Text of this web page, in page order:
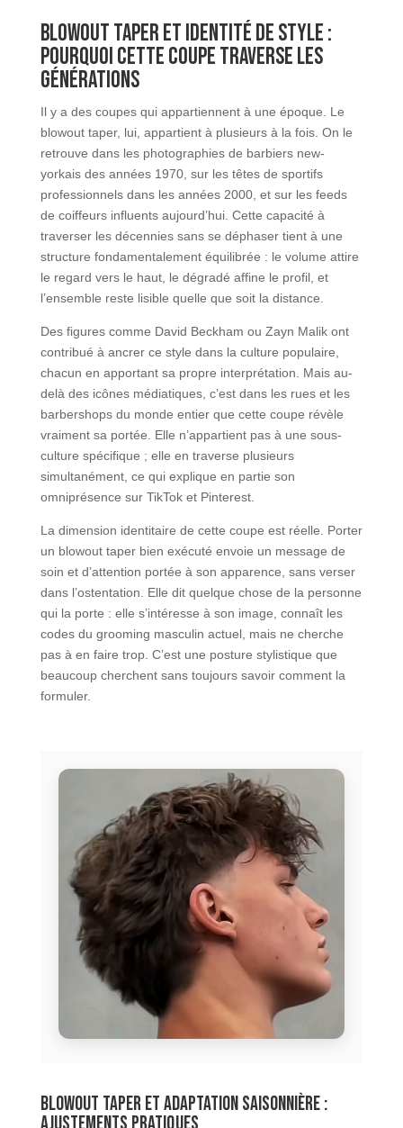
Blowout taper et identité de style :
pourquoi cette coupe traverse les
générations
Il y a des coupes qui appartiennent à une époque. Le
blowout taper, lui, appartient à plusieurs à la fois. On le
retrouve dans les photographies de barbiers new-
yorkais des années 1970, sur les têtes de sportifs
professionnels dans les années 2000, et sur les feeds
de coiffeurs influents aujourd’hui. Cette capacité à
traverser les décennies sans se déphaser tient à une
structure fondamentalement équilibrée : le volume attire
le regard vers le haut, le dégradé affine le profil, et
l’ensemble reste lisible quelle que soit la distance.
Des figures comme David Beckham ou Zayn Malik ont
contribué à ancrer ce style dans la culture populaire,
chacun en apportant sa propre interprétation. Mais au-
delà des icônes médiatiques, c’est dans les rues et les
barbershops du monde entier que cette coupe révèle
vraiment sa portée. Elle n’appartient pas à une sous-
culture spécifique ; elle en traverse plusieurs
simultanément, ce qui explique en partie son
omniprésence sur TikTok et Pinterest.
La dimension identitaire de cette coupe est réelle. Porter
un blowout taper bien exécuté envoie un message de
soin et d’attention portée à son apparence, sans verser
dans l’ostentation. Elle dit quelque chose de la personne
qui la porte : elle s’intéresse à son image, connaît les
codes du grooming masculin actuel, mais ne cherche
pas à en faire trop. C’est une posture stylistique que
beaucoup cherchent sans toujours savoir comment la
formuler.
Blowout taper et adaptation saisonnière :